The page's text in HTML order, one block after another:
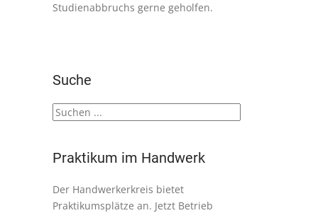
Studienabbruchs gerne geholfen.
Suche
Praktikum im Handwerk
Der Handwerkerkreis bietet
Praktikumsplätze an. Jetzt Betrieb